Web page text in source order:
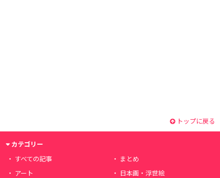
トップに戻る
カテゴリー
すべての記事
まとめ
アート
日本画・浮世絵